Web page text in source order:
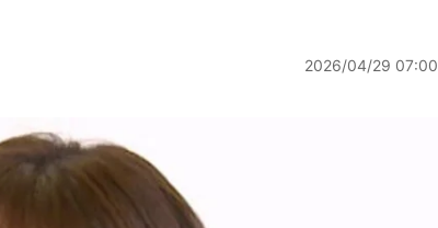
2026/04/29 07:00